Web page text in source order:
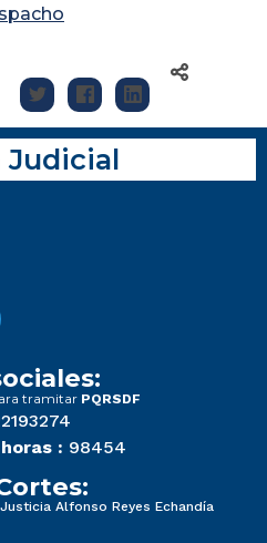
Judicial
tramitar PQRSDF
: 98454
Alfonso Reyes Echandía